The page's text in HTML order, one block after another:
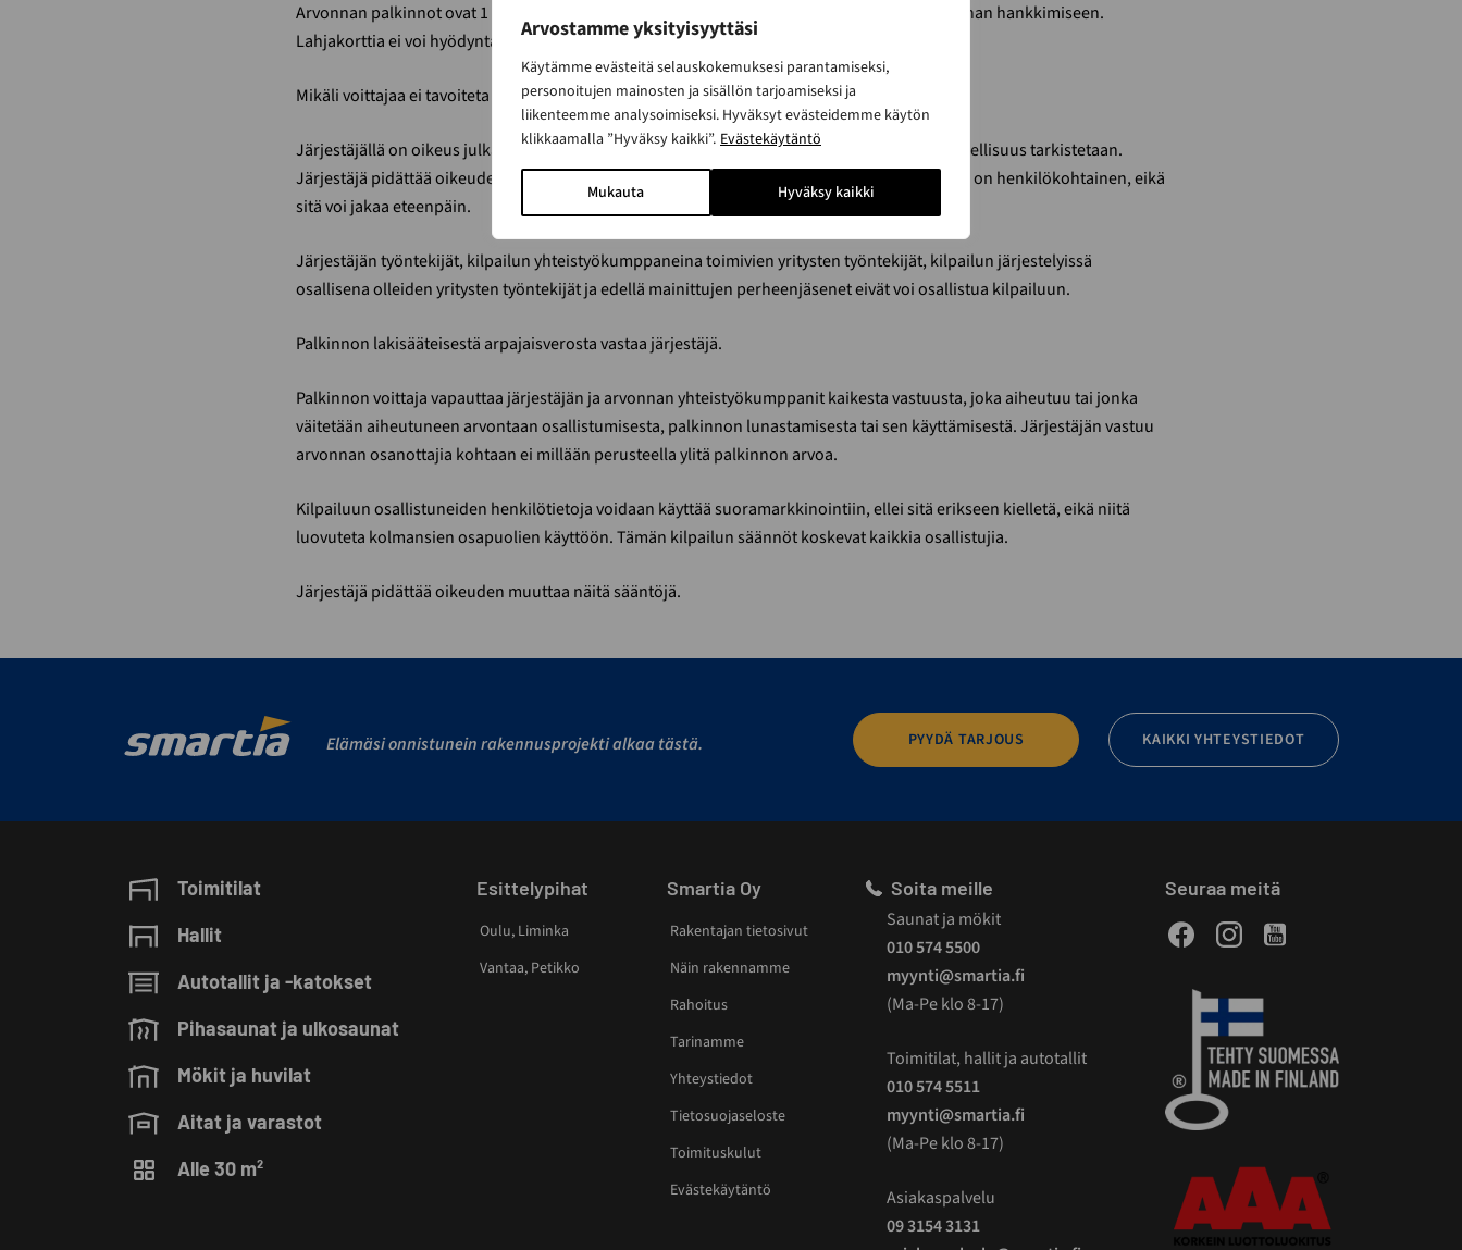
Arvostamme yksityisyyttäsi
Käytämme evästeitä selauskokemuksesi parantamiseksi,
personoitujen mainosten ja sisällön tarjoamiseksi ja
liikenteemme analysoimiseksi. Hyväksyt evästeidemme käytön
klikkaamalla ”Hyväksy kaikki”. Evästekäytäntö
Mukauta Hyväksy kaikki
Arvonnan palkinnot ovat 1 000 euron arvoinen lahjakortti Smartian nopean toimituksen saunan hankkimiseen.
Lahjakorttia ei voi hyödyntää Smartian muihin tuotteisiin.
Mikäli voittajaa ei tavoiteta 14 päivän kuluessa valinnan jälkeen, voittaja arvotaan uudelleen.
Järjestäjällä on oikeus julkaista voittajan nimi. Voittajan henkilöllisyys ja henkilötietojen oikeellisuus tarkistetaan.
Järjestäjä pidättää oikeuden arpoa uuden voittajan, mikäli väärinkäytöksiä ilmenee. Palkinto on henkilökohtainen, eikä
sitä voi jakaa eteenpäin.
Järjestäjän työntekijät, kilpailun yhteistyökumppaneina toimivien yritysten työntekijät, kilpailun järjestelyissä
osallisena olleiden yritysten työntekijät ja edellä mainittujen perheenjäsenet eivät voi osallistua kilpailuun.
Palkinnon lakisääteisestä arpajaisverosta vastaa järjestäjä.
Palkinnon voittaja vapauttaa järjestäjän ja arvonnan yhteistyökumppanit kaikesta vastuusta, joka aiheutuu tai jonka
väitetään aiheutuneen arvontaan osallistumisesta, palkinnon lunastamisesta tai sen käyttämisestä. Järjestäjän vastuu
arvonnan osanottajia kohtaan ei millään perusteella ylitä palkinnon arvoa.
Kilpailuun osallistuneiden henkilötietoja voidaan käyttää suoramarkkinointiin, ellei sitä erikseen kielletä, eikä niitä
luovuteta kolmansien osapuolien käyttöön. Tämän kilpailun säännöt koskevat kaikkia osallistujia.
Järjestäjä pidättää oikeuden muuttaa näitä sääntöjä.
Elämäsi onnistunein rakennusprojekti alkaa tästä. PYYDÄ TARJOUS KAIKKI YHTEYSTIEDOT
Soita meille
Saunat ja mökit
010 574 5500
myynti@smartia.fi
(Ma-Pe klo 8-17)
Toimitilat, hallit ja autotallit
010 574 5511
myynti@smartia.fi
(Ma-Pe klo 8-17)
Asiakaspalvelu
09 3154 3131
Toimitilat
Hallit
Autotallit ja -katokset
Pihasaunat ja ulkosaunat
Mökit ja huvilat
Aitat ja varastot
Alle 30 m²
Smartia Oy
Rakentajan tietosivut
Näin rakennamme
Rahoitus
Tarinamme
Yhteystiedot
Tietosuojaseloste
Toimituskulut
Evästekäytäntö
Esittelypihat
Oulu, Liminka
Vantaa, Petikko
Seuraa meitä
FacebookInstagramYoutube